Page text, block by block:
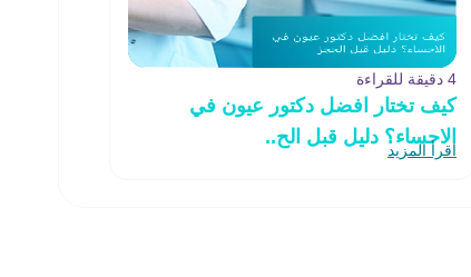
4 دقيقة للقراءة
كيف تختار افضل دكتور عيون في
الاحساء؟ دليل قبل الح..
اقرأ المزيد